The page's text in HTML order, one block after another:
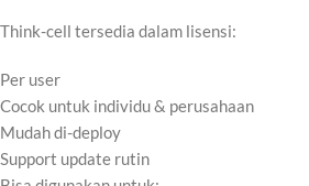
Think-cell tersedia dalam lisensi:
Per user
Cocok untuk individu & perusahaan
Mudah di-deploy
Support update rutin